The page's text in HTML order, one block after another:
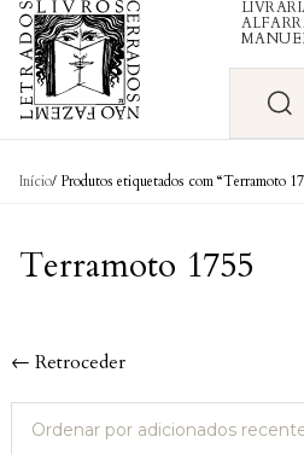
Skip to content
Início/ Produtos etiquetados com “Terramoto
Terramoto 1755
← Retroceder